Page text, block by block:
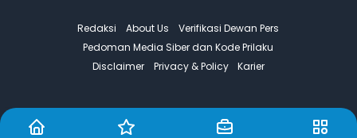
Redaksi About Us
Verifikasi Dewan Pers
Pedoman Media Siber dan Kode Prilaku
Disclaimer
Privacy & Policy Karier